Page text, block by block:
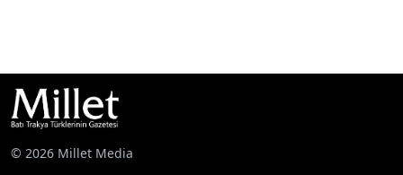
© 2026 Millet Media